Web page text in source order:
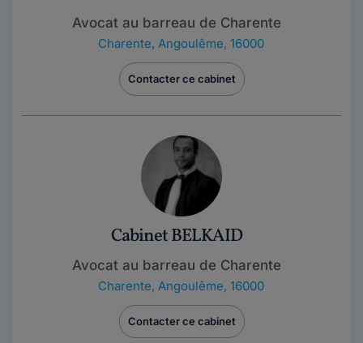
Avocat au barreau de Charente
Charente, Angoulême, 16000
Contacter ce cabinet
Cabinet BELKAID
Avocat au barreau de Charente
Charente, Angoulême, 16000
Contacter ce cabinet